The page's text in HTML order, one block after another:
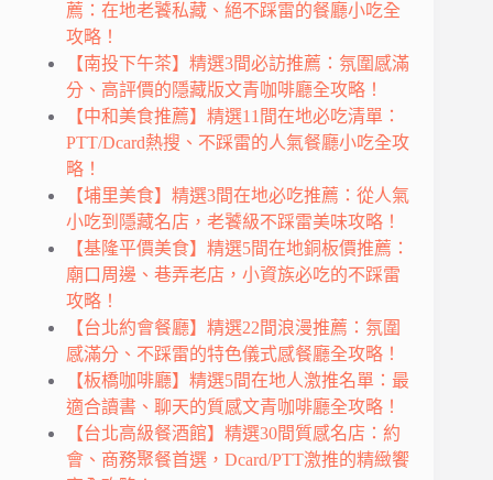
薦：在地老饕私藏、絕不踩雷的餐廳小吃全
攻略！
【南投下午茶】精選3間必訪推薦：氛圍感滿
分、高評價的隱藏版文青咖啡廳全攻略！
【中和美食推薦】精選11間在地必吃清單：
PTT/Dcard熱搜、不踩雷的人氣餐廳小吃全攻
略！
【埔里美食】精選3間在地必吃推薦：從人氣
小吃到隱藏名店，老饕級不踩雷美味攻略！
【基隆平價美食】精選5間在地銅板價推薦：
廟口周邊、巷弄老店，小資族必吃的不踩雷
攻略！
【台北約會餐廳】精選22間浪漫推薦：氛圍
感滿分、不踩雷的特色儀式感餐廳全攻略！
【板橋咖啡廳】精選5間在地人激推名單：最
適合讀書、聊天的質感文青咖啡廳全攻略！
【台北高級餐酒館】精選30間質感名店：約
會、商務聚餐首選，Dcard/PTT激推的精緻饗